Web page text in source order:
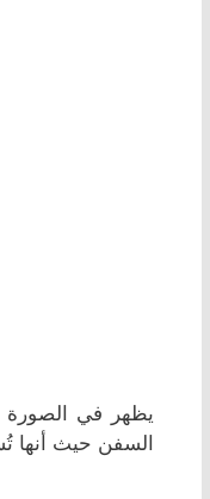
يظهر في الصورة
السفن حيث أنها